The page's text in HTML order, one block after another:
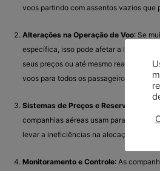
voos partindo com assentos vazios que
Alterações na Operação de Voo: Se
específica, isso pode afetar a
seus preços ou até mesmo reavaliar a
voos para todos os passageiros.
Sistemas de Preços e Reservas
companhias aéreas usam para fazer
levar a ineficiências na alocação de
Monitoramento e Controle: As